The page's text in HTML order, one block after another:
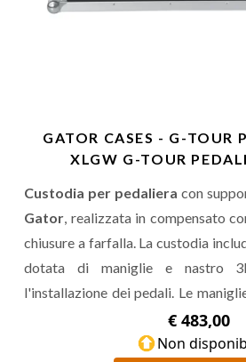
GATOR CASES - G-TOUR
XLGW G-TOUR
Custodia per pedaliera con
Gator, realizzata in compensato
chiusure a farfalla. La custodia
dotata di maniglie e nastro
l'installazione dei pedali. Le
consentono di trasportarla
pedali da 34" X 17".
€ 483,00
Non